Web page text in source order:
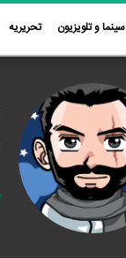
سینما و تلویزیون تحریریه